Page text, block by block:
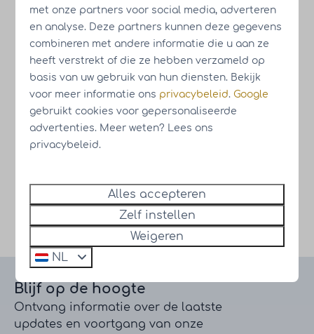
Inschrijven nieuwsbrief
Download brochure Drentse Weelde
Blijf op de hoogte
Ontvang informatie over de laatste
updates en voortgang van onze
met onze partners voor social media, adverteren
en analyse. Deze partners kunnen deze gegevens
combineren met andere informatie die u aan ze
heeft verstrekt of die ze hebben verzameld op
basis van uw gebruik van hun diensten. Bekijk
voor meer informatie ons privacybeleid. Google
gebruikt cookies voor gepersonaliseerde
advertenties. Meer weten? Lees ons
privacybeleid.
Alles accepteren
Zelf instellen
Weigeren
NL